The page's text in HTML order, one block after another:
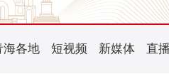
海各地 短视频 新媒体 直播